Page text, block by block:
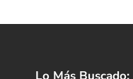
Lo Más Buscado: